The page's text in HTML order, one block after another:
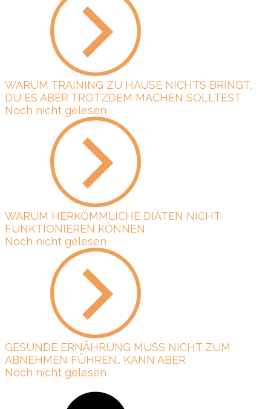
WARUM TRAINING ZU HAUSE NICHTS BRINGT,
DU ES ABER TROTZDEM MACHEN SOLLTEST
Noch nicht gelesen
WARUM HERKÖMMLICHE DIÄTEN NICHT
FUNKTIONIEREN KÖNNEN
Noch nicht gelesen
GESUNDE ERNÄHRUNG MUSS NICHT ZUM
ABNEHMEN FÜHREN.. KANN ABER
Noch nicht gelesen